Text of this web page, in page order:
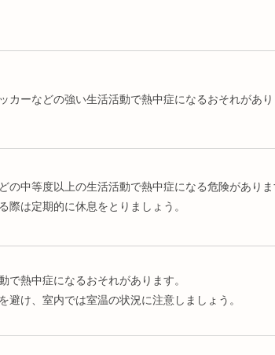
カーなどの強い生活活動で熱中症になるおそれがあ
の中等度以上の生活活動で熱中症になる危険があり
際は定期的に休息をとりましょう。
で熱中症になるおそれがあります。
避け、室内では室温の状況に注意しましょう。